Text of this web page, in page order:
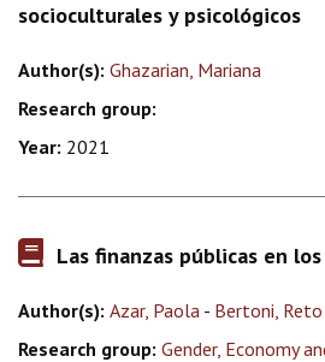
socioculturales y psicológicos
Author(s): Ghazarian, Mariana
Research group:
Year: 2021
Las finanzas públicas en los
Author(s): Azar, Paola - Bertoni, Reto
Research group: Gender, Economy